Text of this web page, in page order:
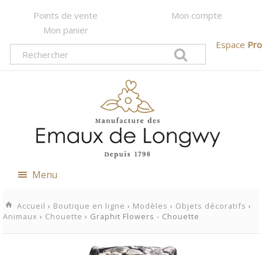
Points de vente
Mon compte
Mon panier
Espace Pro
Menu
Accueil › Boutique en ligne › Modèles › Objets décoratifs ›
Animaux › Chouette › Graphit Flowers - Chouette